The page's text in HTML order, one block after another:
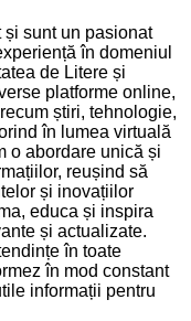
sunt un pasionat
în domeniul
de Litere și
platforme online,
știri, tehnologie,
în lumea virtuală
o abordare unică și
reușind să
și inovațiilor
educa și inspira
și actualizate.
în toate
în mod constant
informații pentru